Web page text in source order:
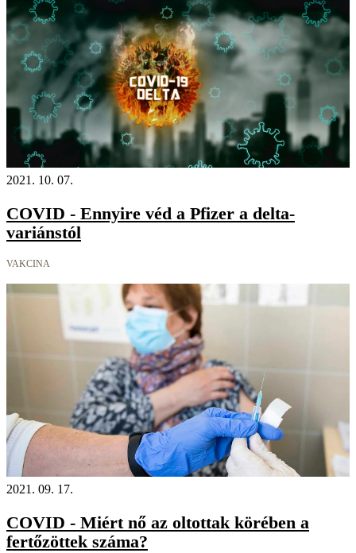
2021. 10. 07.
COVID - Ennyire véd a Pfizer a delta-
variánstól
VAKCINA
2021. 09. 17.
COVID - Miért nő az oltottak körében a
fertőzöttek száma?